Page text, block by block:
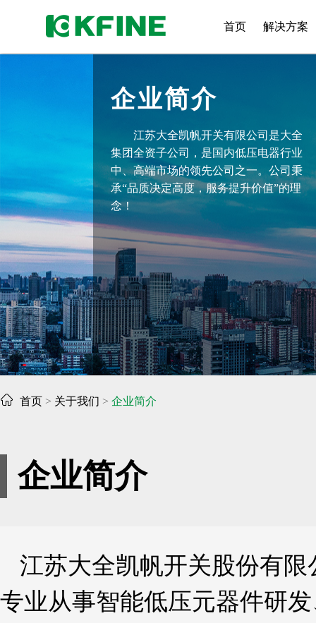
首页 解决方案
企业简介
江苏大全凯帆开关有限公司是大全
集团全资子公司，是国内低压电器行业
中、高端市场的领先公司之一。公司秉
承“品质决定高度，服务提升价值”的理
念！
首页 > 关于我们 > 企业简介
企业简介
江苏大全凯帆开关股份有限
专业从事智能低压元器件研